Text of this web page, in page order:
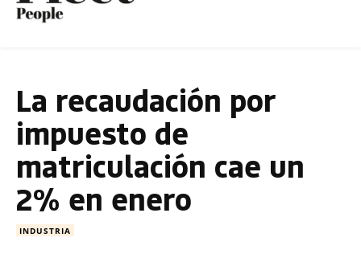
La recaudación por
impuesto de
matriculación cae un
2% en enero
INDUSTRIA